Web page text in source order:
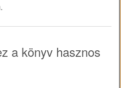
a könyv hasznos